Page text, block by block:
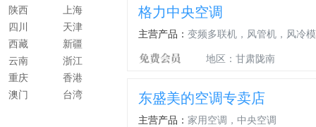
格力中央空调
主营产品： 变频多联机，风管机，风冷
地区：甘肃陇南
东盛美的空调专卖店
主营产品： 家用空调，中央空调
陕西
上海
四川
天津
西藏
新疆
云南
浙江
重庆
香港
澳门
台湾